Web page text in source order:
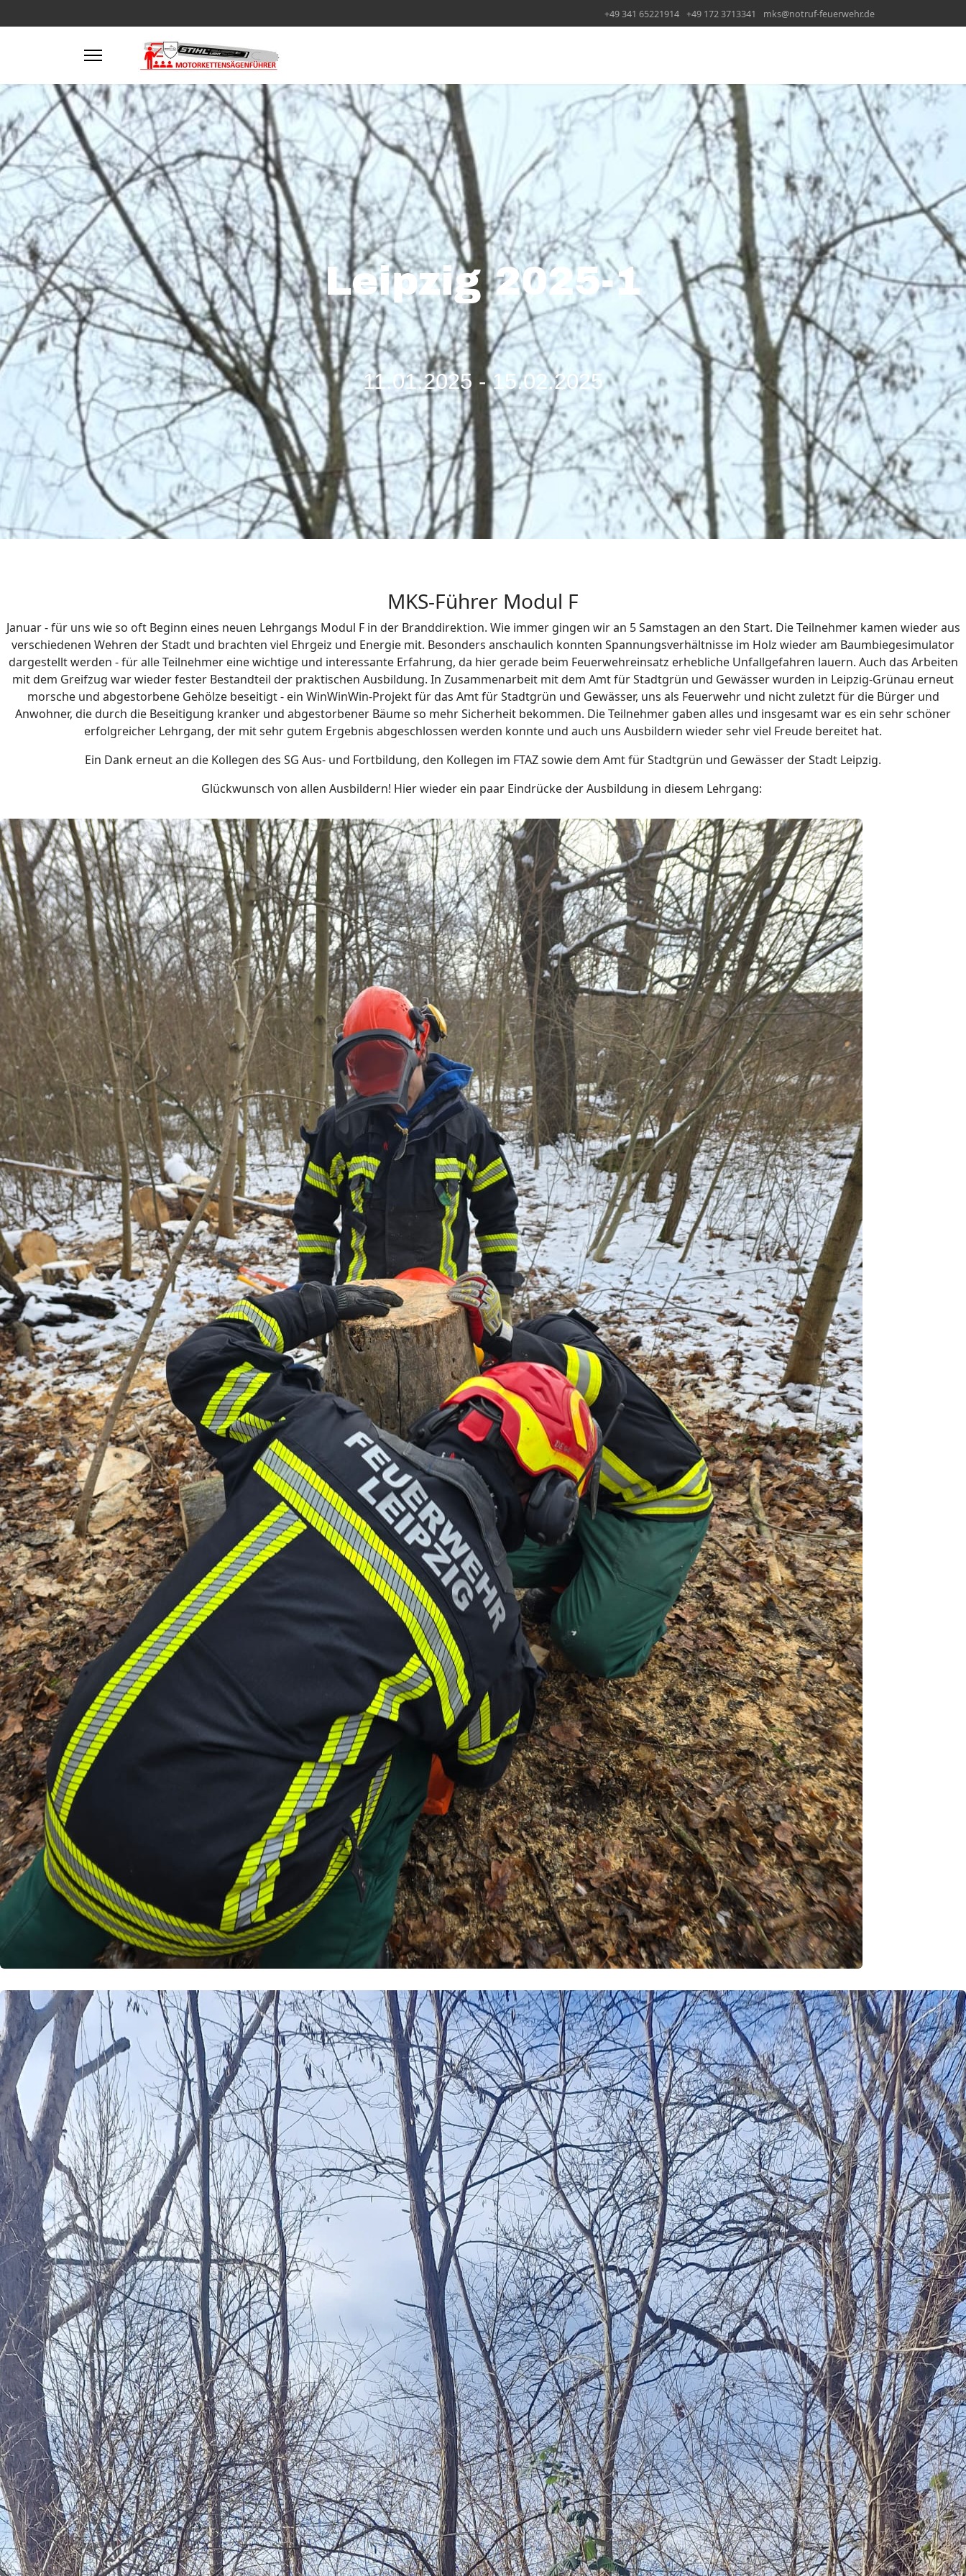
+49 341 65221914 +49 172 3713341 mks@notruf-feuerwehr.de
Leipzig 2025-1
11.01.2025 - 15.02.2025
MKS-Führer Modul F
Januar - für uns wie so oft Beginn eines neuen Lehrgangs Modul F in der Branddirektion. Wie immer gingen wir an 5 Samstagen an den Start. Die Teilnehmer kamen wieder aus
verschiedenen Wehren der Stadt und brachten viel Ehrgeiz und Energie mit. Besonders anschaulich konnten Spannungsverhältnisse im Holz wieder am Baumbiegesimulator
dargestellt werden - für alle Teilnehmer eine wichtige und interessante Erfahrung, da hier gerade beim Feuerwehreinsatz erhebliche Unfallgefahren lauern. Auch das Arbeiten
mit dem Greifzug war wieder fester Bestandteil der praktischen Ausbildung. In Zusammenarbeit mit dem Amt für Stadtgrün und Gewässer wurden in Leipzig-Grünau erneut
morsche und abgestorbene Gehölze beseitigt - ein WinWinWin-Projekt für das Amt für Stadtgrün und Gewässer, uns als Feuerwehr und nicht zuletzt für die Bürger und
Anwohner, die durch die Beseitigung kranker und abgestorbener Bäume so mehr Sicherheit bekommen. Die Teilnehmer gaben alles und insgesamt war es ein sehr schöner
erfolgreicher Lehrgang, der mit sehr gutem Ergebnis abgeschlossen werden konnte und auch uns Ausbildern wieder sehr viel Freude bereitet hat.
Ein Dank erneut an die Kollegen des SG Aus- und Fortbildung, den Kollegen im FTAZ sowie dem Amt für Stadtgrün und Gewässer der Stadt Leipzig.
Glückwunsch von allen Ausbildern! Hier wieder ein paar Eindrücke der Ausbildung in diesem Lehrgang: